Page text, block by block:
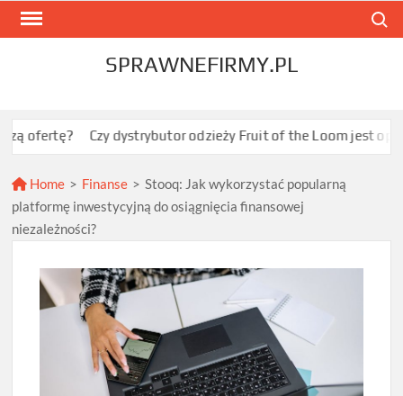
Skip
SPRAWNEFIRMY.PL
Czy dystrybutor odzieży Fruit of the Loom jest opłacalny
Home > Finanse > Stooq: Jak wykorzystać popularną
platformę inwestycyjną do osiągnięcia finansowej
niezależności?